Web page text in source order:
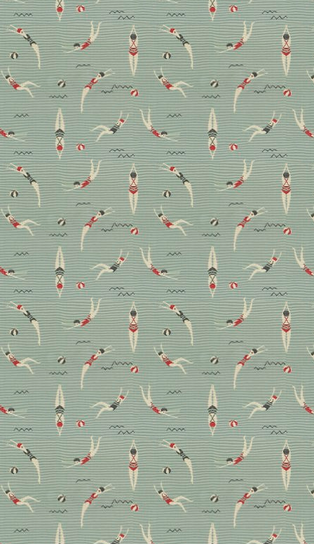
Was Outdoorstoffe
können (sollten)?
Antworten von JAB-
Anstoetz-
Produktentwickler
Thomas Fenn
Advertorial – Die Outdoorstoffe der neuen Sunny
Day-Kollektion von JAB Anstoetz verbreiten
sommerliche Vorfreude. Im Interview spricht Thomas
Fenn, Produktentwickler im Traditionshaus, über die
ausgezeichneten Eigenschaften der Wohnstoffe und
warum sie an jedem Lieblingsort für Wohl- und
Urlaubsgefühle sorgen.
Advertorial
Welcome zur
Weltausstellung: die neue
Kollektion von Hodsoll
McKenzie